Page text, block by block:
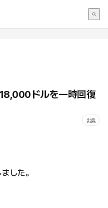
ドルを一時回復
出典
した。